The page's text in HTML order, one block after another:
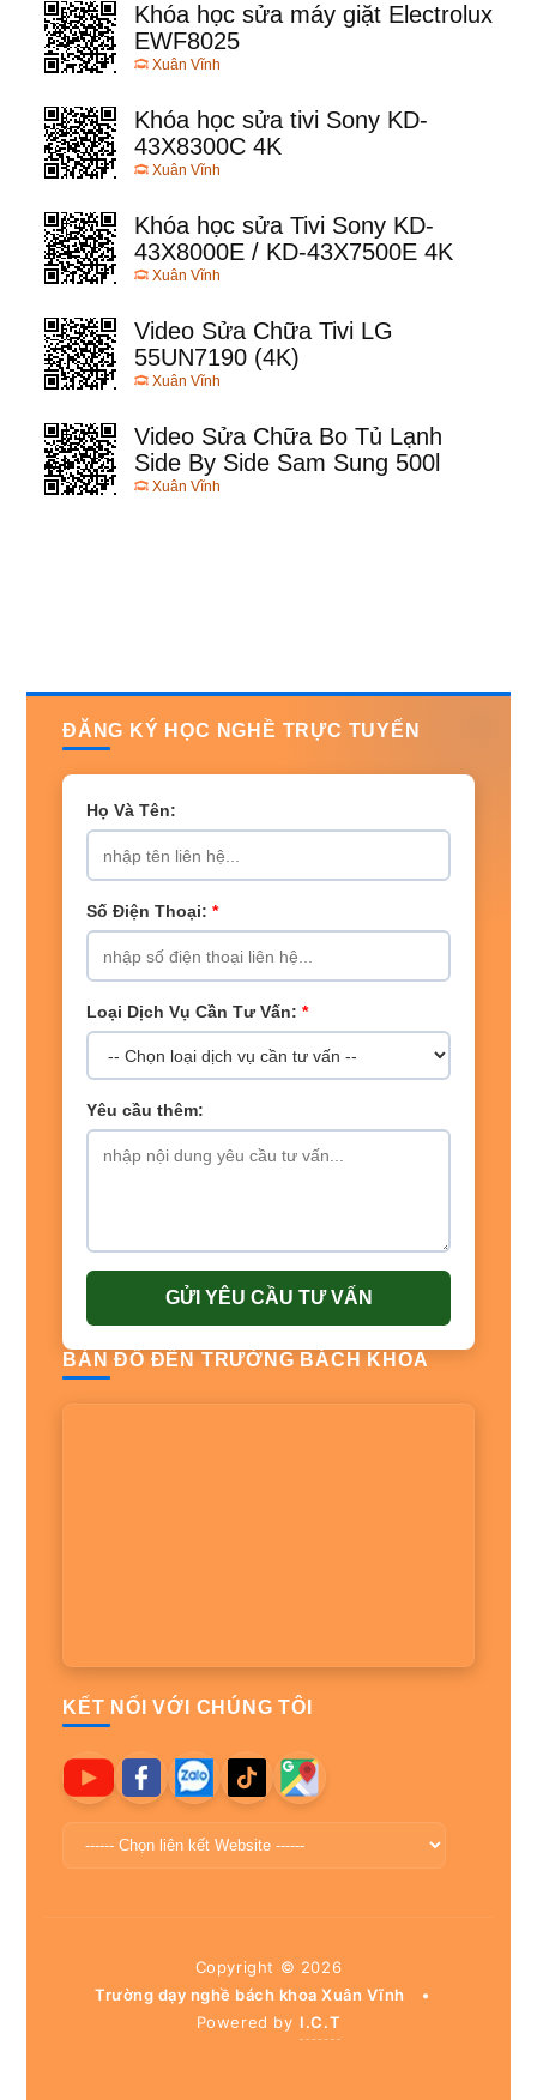
Khóa học sửa máy giặt Electrolux
EWF8025
Xuân Vĩnh
Khóa học sửa tivi Sony KD-
43X8300C 4K
Xuân Vĩnh
Khóa học sửa Tivi Sony KD-
43X8000E / KD-43X7500E 4K
Xuân Vĩnh
Video Sửa Chữa Tivi LG
55UN7190 (4K)
Xuân Vĩnh
Video Sửa Chữa Bo Tủ Lạnh
Side By Side Sam Sung 500l
Xuân Vĩnh
ĐĂNG KÝ HỌC NGHỀ TRỰC TUYẾN
Họ Và Tên:
Số Điện Thoại: *
Loại Dịch Vụ Cần Tư Vấn: *
Yêu cầu thêm:
GỬI YÊU CẦU TƯ VẤN
BẢN ĐỒ ĐẾN TRƯỜNG BÁCH KHOA
KẾT NỐI VỚI CHÚNG TÔI
Copyright © 2026
Trường dạy nghề bách khoa Xuân Vĩnh
•
Powered by I.C.T